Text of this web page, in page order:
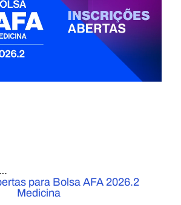
para Bolsa AFA 2026.2
Medicina